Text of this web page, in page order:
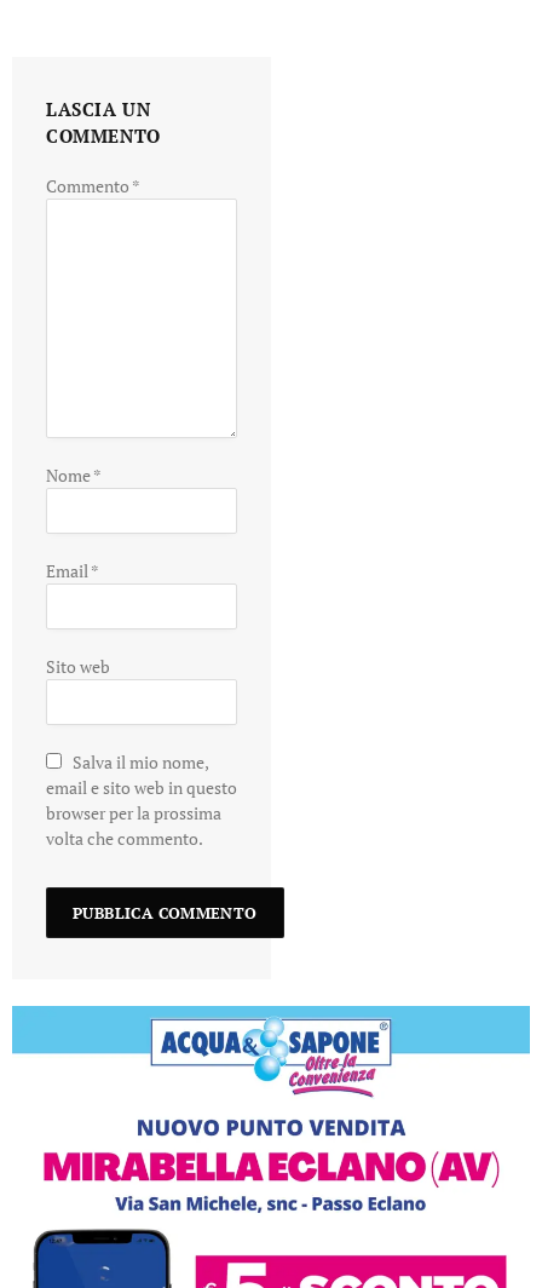
LASCIA UN
COMMENTO
Commento *
Nome*
Email*
Sito web
Salva il mio nome,
email e sito web in questo
browser per la prossima
volta che commento.